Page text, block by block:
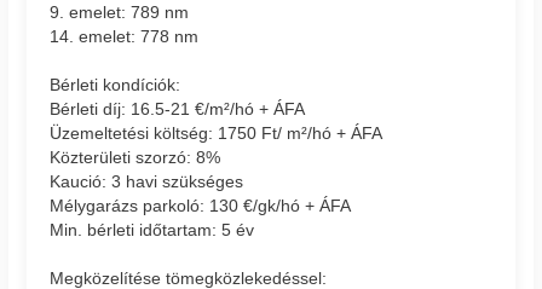
9. emelet: 789 nm
14. emelet: 778 nm
Bérleti kondíciók:
Bérleti díj: 16.5-21 €/m²/hó + ÁFA
Üzemeltetési költség: 1750 Ft/ m²/hó + ÁFA
Közterületi szorzó: 8%
Kaució: 3 havi szükséges
Mélygarázs parkoló: 130 €/gk/hó + ÁFA
Min. bérleti időtartam: 5 év
Megközelítése tömegközlekedéssel: